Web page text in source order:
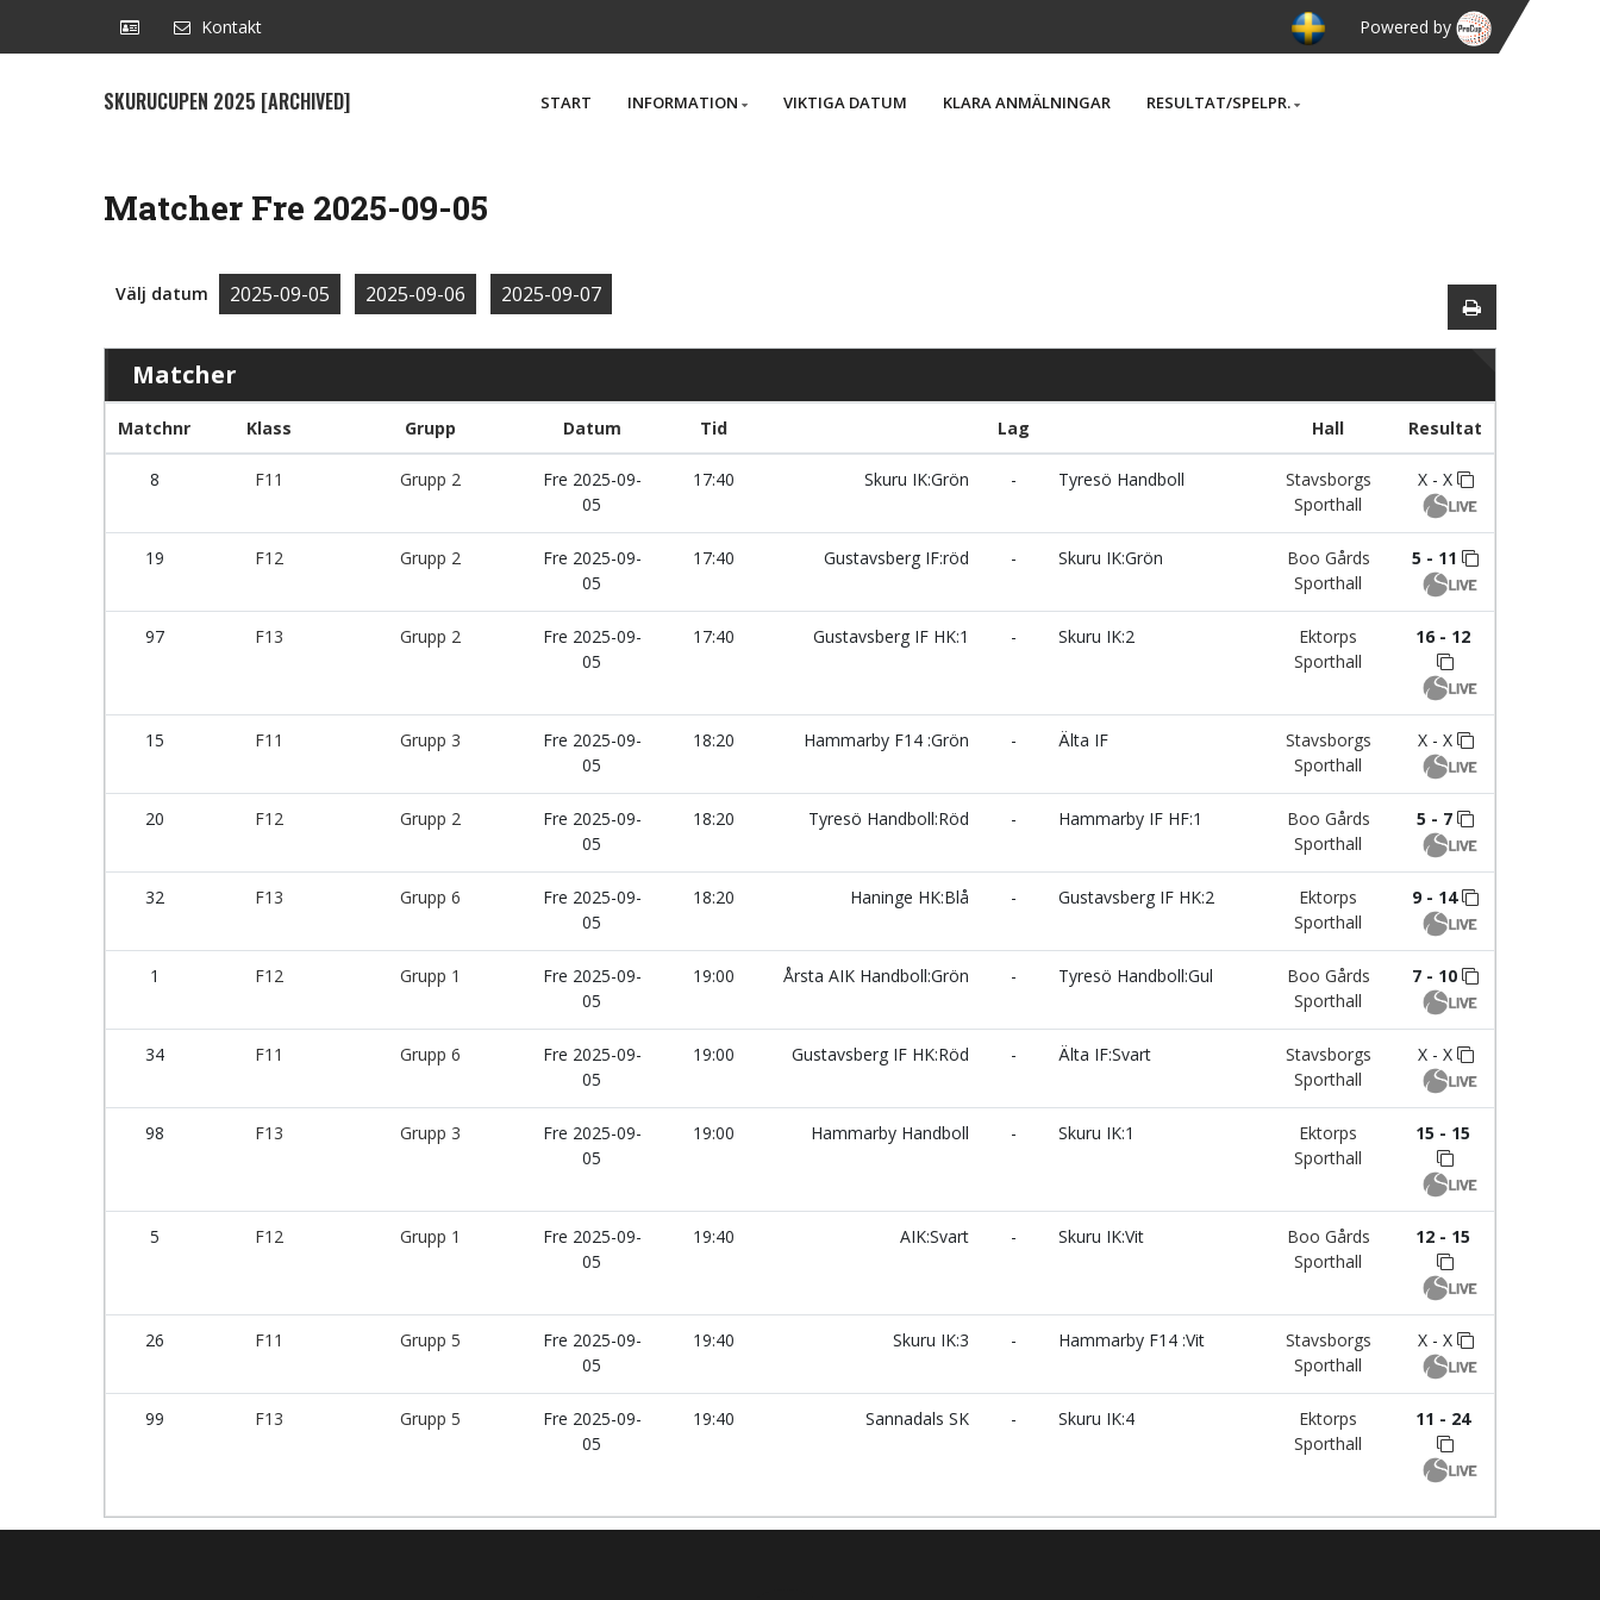
Kontakt Powered by
SKURUCUPEN 2025 [ARCHIVED] START INFORMATION VIKTIGA DATUM KLARA ANMÄLNINGAR RESULTAT/SPELPR.
Matcher Fre 2025-09-05
Välj datum 2025-09-05 2025-09-06 2025-09-07
Matcher
Matchnr Klass Grupp Datum Tid Lag Hall Resultat
8 F11 Grupp 2
Fre 2025-09-
05
17:40 Skuru IK:Grön - Tyresö Handboll
Stavsborgs
Sporthall
X - X
19 F12 Grupp 2
Fre 2025-09-
05
17:40 Gustavsberg IF:röd - Skuru IK:Grön
Boo Gårds
Sporthall
5 - 11
97 F13 Grupp 2
Fre 2025-09-
05
17:40 Gustavsberg IF HK:1 - Skuru IK:2
Ektorps
Sporthall
16 - 12
15 F11 Grupp 3
Fre 2025-09-
05
18:20 Hammarby F14 :Grön - Älta IF
Stavsborgs
Sporthall
X - X
20 F12 Grupp 2
Fre 2025-09-
05
18:20 Tyresö Handboll:Röd - Hammarby IF HF:1
Boo Gårds
Sporthall
5 - 7
32 F13 Grupp 6
Fre 2025-09-
05
18:20 Haninge HK:Blå - Gustavsberg IF HK:2
Ektorps
Sporthall
9 - 14
1 F12 Grupp 1
Fre 2025-09-
05
19:00 Årsta AIK Handboll:Grön - Tyresö Handboll:Gul
Boo Gårds
Sporthall
7 - 10
34 F11 Grupp 6
Fre 2025-09-
05
19:00 Gustavsberg IF HK:Röd - Älta IF:Svart
Stavsborgs
Sporthall
X - X
98 F13 Grupp 3
Fre 2025-09-
05
19:00 Hammarby Handboll - Skuru IK:1
Ektorps
Sporthall
15 - 15
5 F12 Grupp 1
Fre 2025-09-
05
19:40 AIK:Svart - Skuru IK:Vit
Boo Gårds
Sporthall
12 - 15
26 F11 Grupp 5
Fre 2025-09-
05
19:40 Skuru IK:3 - Hammarby F14 :Vit
Stavsborgs
Sporthall
X - X
99 F13 Grupp 5
Fre 2025-09-
05
19:40 Sannadals SK - Skuru IK:4
Ektorps
Sporthall
11 - 24